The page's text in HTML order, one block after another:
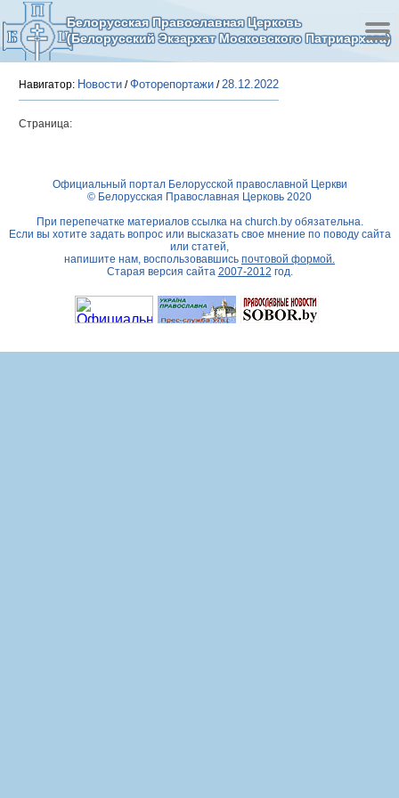
Белорусская Православная Церковь
(Белорусский Экзархат Московского Патриархата)
Навигатор: Новости /Фоторепортажи /28.12.2022
Страница:
Официальный портал Белорусской православной Церкви
© Белорусская Православная Церковь 2020
При перепечатке материалов ссылка на church.byобязательна.
Если вы хотите задать вопрос или высказать свое мнение по поводу сайта
или статей,
напишите нам, воспользовавшись почтовой формой.
Старая версия сайта 2007-2012 год.